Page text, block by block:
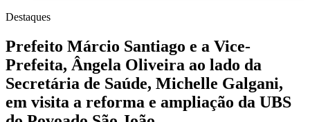
Destaques
Prefeito Márcio Santiago e a Vice-
Prefeita, Ângela Oliveira ao lado da
Secretária de Saúde, Michelle Galgani,
em visita a reforma e ampliação da UBS